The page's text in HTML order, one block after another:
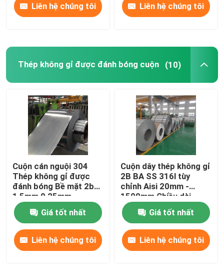
Liên hệ chúng tôi Liên hệ chúng tôi
Thép không gỉ được đánh bóng cuộn (10)
Cuộn cán nguội 304
Thép không gỉ được
đánh bóng Bề mặt 2b
1,5mm 0,25mm
Giá tốt nhất
Liên hệ chúng tôi
Cuộn dây thép không gỉ
2B BA SS 316l tùy
chỉnh Aisi 20mm -
1500mm Chiều dài
Giá tốt nhất
Liên hệ chúng tôi